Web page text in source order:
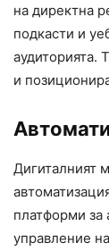
на директна
подкасти и
аудиторията.
и
Дигиталният
платформи за
управление